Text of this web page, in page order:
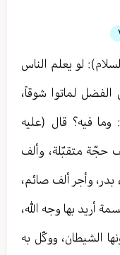
لو يعلم الناس
لماتوا شوقاً،
فيه؟ قال (عليه
حجّة متقبّلة، وألف
وأجر ألف صائم،
أريد بها وجه الله،
الشيطان، ووكّل به